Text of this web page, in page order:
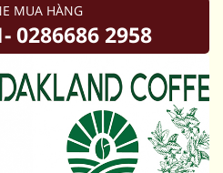
MUA HÀNG
0286686 2958